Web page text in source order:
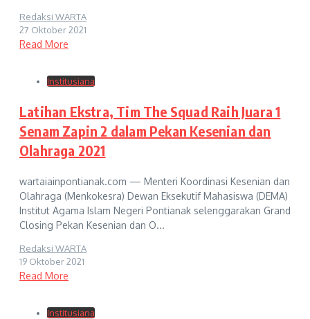
Redaksi WARTA
27 Oktober 2021
Read More
Institusiana
Latihan Ekstra, Tim The Squad Raih Juara 1
Senam Zapin 2 dalam Pekan Kesenian dan
Olahraga 2021
wartaiainpontianak.com — Menteri Koordinasi Kesenian dan
Olahraga (Menkokesra) Dewan Eksekutif Mahasiswa (DEMA)
Institut Agama Islam Negeri Pontianak selenggarakan Grand
Closing Pekan Kesenian dan O...
Redaksi WARTA
19 Oktober 2021
Read More
Institusiana